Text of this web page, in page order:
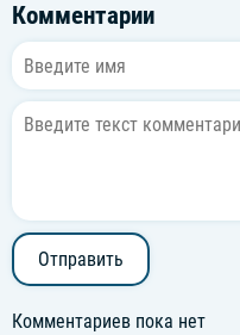
Комментарии
Отправить
Комментариев пока нет